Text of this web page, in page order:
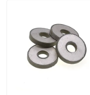
วิดีโอ